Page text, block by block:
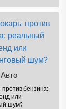
Авто
против бензина:
или
шум?